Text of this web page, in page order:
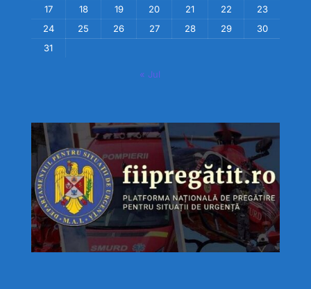
17
18 19 20 21 22
23
24
25 26 27 28 29
30
31
« Jul